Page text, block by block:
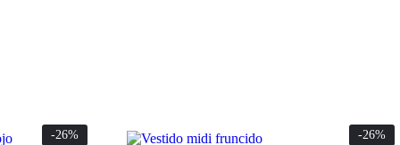
-26% -26%